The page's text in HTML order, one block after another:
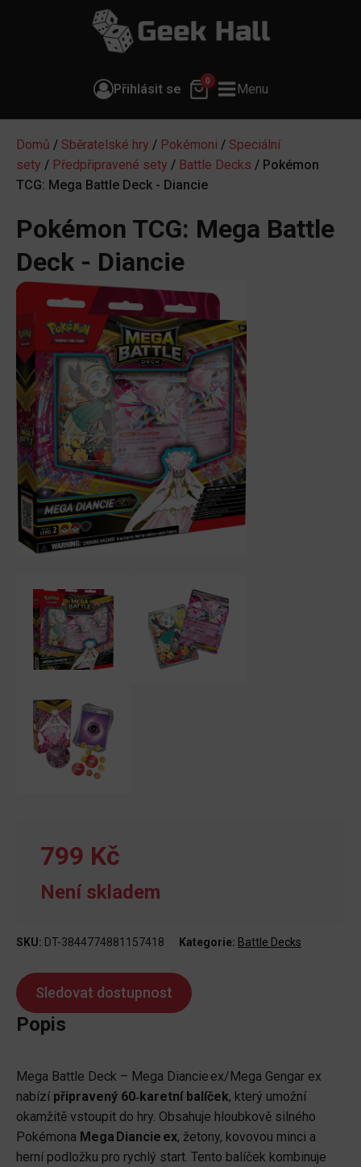
Přihlásit se
0
Menu
Domů / Sběratelské hry / Pokémoni / Speciální
sety / Předpřipravené sety / Battle Decks / Pokémon
TCG: Mega Battle Deck - Diancie
Pokémon TCG: Mega Battle
Deck - Diancie
799 Kč
Není skladem
SKU: DT-3844774881157418 Kategorie: Battle Decks
Popis
Mega Battle Deck – Mega Diancie ex/Mega Gengar ex
nabízí připravený 60‑karetní balíček, který umožní
okamžitě vstoupit do hry. Obsahuje hloubkově silného
Pokémona Mega Diancie ex, žetony, kovovou minci a
herní podložku pro rychlý start. Tento balíček kombinuje